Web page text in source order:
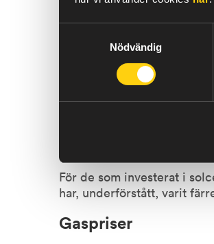
Nödvändig
Prisbilden under
sista dygn, dels till följd
kärnkraftreaktor, fick ett
Dessutom gick tre andra
underhållningsarbeten.
För de som investerat i
har, underförstått, varit
Gaspriser